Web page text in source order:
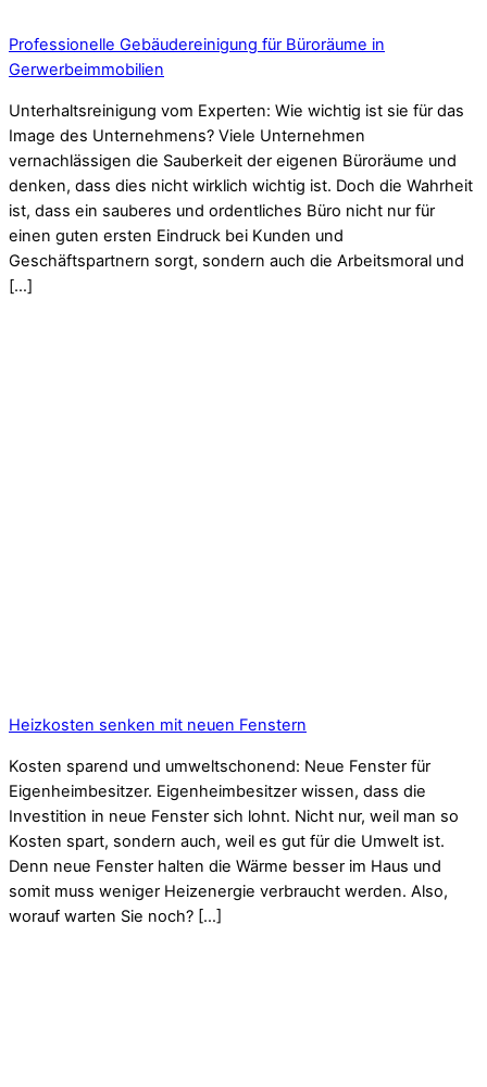
Professionelle Gebäudereinigung für Büroräume in
Gerwerbeimmobilien
Unterhaltsreinigung vom Experten: Wie wichtig ist sie für das
Image des Unternehmens? Viele Unternehmen
vernachlässigen die Sauberkeit der eigenen Büroräume und
denken, dass dies nicht wirklich wichtig ist. Doch die Wahrheit
ist, dass ein sauberes und ordentliches Büro nicht nur für
einen guten ersten Eindruck bei Kunden und
Geschäftspartnern sorgt, sondern auch die Arbeitsmoral und
[…]
Heizkosten senken mit neuen Fenstern
Kosten sparend und umweltschonend: Neue Fenster für
Eigenheimbesitzer. Eigenheimbesitzer wissen, dass die
Investition in neue Fenster sich lohnt. Nicht nur, weil man so
Kosten spart, sondern auch, weil es gut für die Umwelt ist.
Denn neue Fenster halten die Wärme besser im Haus und
somit muss weniger Heizenergie verbraucht werden. Also,
worauf warten Sie noch? […]